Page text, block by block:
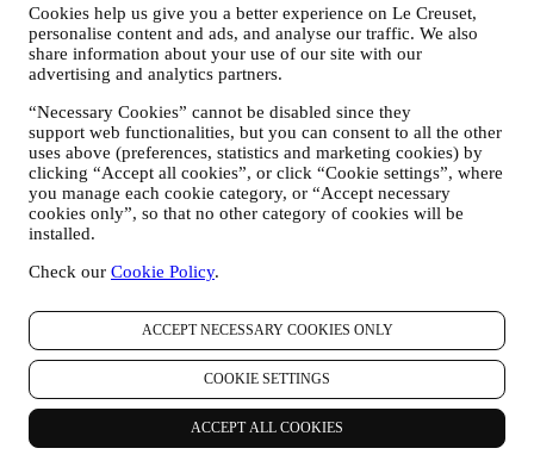
Cookies help us give you a better experience on Le Creuset,
personalise content and ads, and analyse our traffic. We also
share information about your use of our site with our
advertising and analytics partners.
“Necessary Cookies” cannot be disabled since they
support web functionalities, but you can consent to all the other
uses above (preferences, statistics and marketing cookies) by
clicking “Accept all cookies”, or click “Cookie settings”, where
you manage each cookie category, or “Accept necessary
cookies only”, so that no other category of cookies will be
installed.
Check our Cookie Policy.
ACCEPT NECESSARY COOKIES ONLY
COOKIE SETTINGS
ACCEPT ALL COOKIES
WHATSAPP FOR BUSINESS
Sommige van onze fysieke winkels gebruiken WhatsApp for
Business met klanten die daarom vragen, alleen om
ondersteuning te bieden en informatie over onze producten te
producten. Er worden geen creditcardgegevens of andere
gevoelige informatie gevraagd via WhatsApp. U kunt meer te
weten komen over de voorwaarden en garanties van
WhatsApp voor de internationale overdracht van uw
gegevens op https://www.whatsapp.com/legal/privacy-policy-
eea. U kunt uw rechten inzake gegevensbescherming
wissen van de gegevens, door contact op te nemen met uw
wordt behandeld in het privacybeleid van de app; Le Creuset
zal dergelijke informatie na 1 (één) jaar vverwijderen.
4. HOE WORDEN UW GEGEVENS BESCHERMD?
Beveiliging- Wij hechten veel belang aan de beveiliging van de
gegevens van onze gebruikers. Le Creuset zal redelijke stappen
ondernemen om ervoor te zorgen dat uw gegevens veilig worden